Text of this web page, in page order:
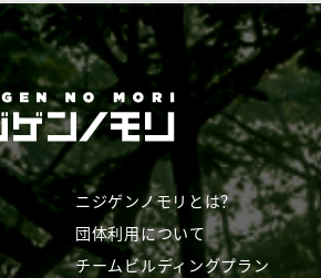
ニジゲンノモリとは？
団体利用について
チームビルディングプラン